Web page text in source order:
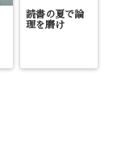
読書の夏で論
理を磨け